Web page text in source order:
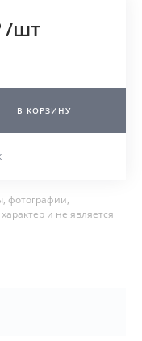
/шт
В КОРЗИНУ
фотографии,
и не является